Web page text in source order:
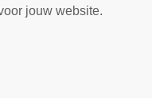
jouw website.